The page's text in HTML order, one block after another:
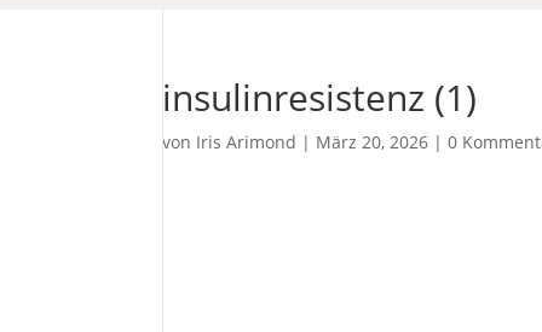
insulinresistenz (1)
von Iris Arimond | März 20, 2026 |0